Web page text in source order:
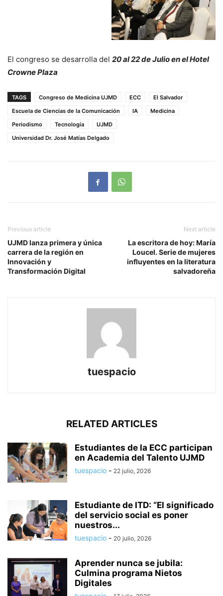
El congreso se desarrolla del 20 al 22 de Julio en el Hotel
Crowne Plaza
TAGS Congreso de Medicina UJMD ECC
El Salvador
Escuela de Ciencias de la Comunicación
IA
Medicina
Periodismo
Tecnología
UJMD
Universidad Dr. José Matías Delgado
Previous article
UJMD lanza primera y única
carrera de la región en
Innovación y
Transformación Digital
Next article
La escritora de hoy: María
Loucel. Serie de mujeres
influyentes en la literatura
salvadoreña
tuespacio
RELATED ARTICLES
Estudiantes de la ECC participan
en Academia del Talento UJMD
tuespacio - 22 julio, 2026
Estudiante de ITD: “El significado
del servicio social es poner
nuestros...
tuespacio - 20 julio, 2026
Aprender nunca se jubila:
Culmina programa Nietos
Digitales